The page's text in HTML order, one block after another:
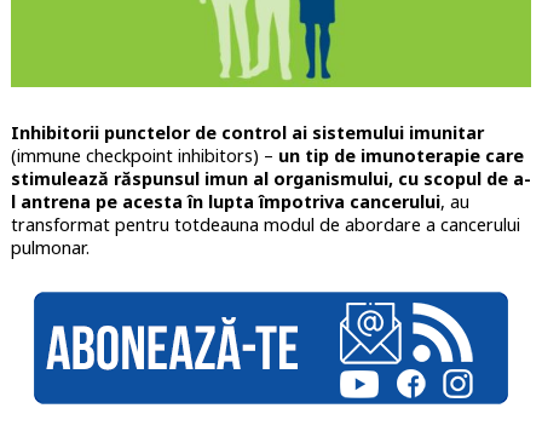
Inhibitorii punctelor de control ai sistemului imunitar
(immune checkpoint inhibitors) – un tip de imunoterapie care
stimulează răspunsul imun al organismului, cu scopul de a-
l antrena pe acesta în lupta împotriva cancerului, au
transformat pentru totdeauna modul de abordare a cancerului
pulmonar.